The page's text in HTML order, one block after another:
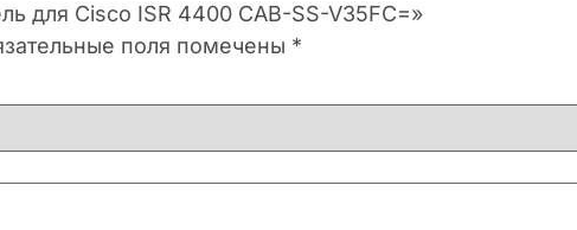
для Cisco ISR 4400 CAB-SS-V35FC=»
поля помечены *